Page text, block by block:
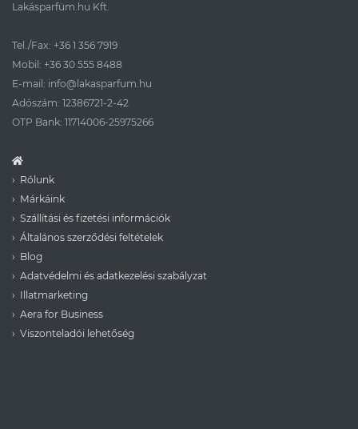
Lakásparfüm.hu Kft.
Tel./Fax: +36 1 356 7919
Mobil: +36 30 555 8488
E-mail: info@lakasparfum.hu
Adószám: 12386721-2-42
OTP Bank: 11714006-25975266
Rólunk
Márkáink
Szállítási és fizetési információk
Általános szerződési feltételek
Blog
Adatvédelmi és adatkezelési szabályzat
Illatmarketing
Aera for Business
Viszonteladói lehetőség